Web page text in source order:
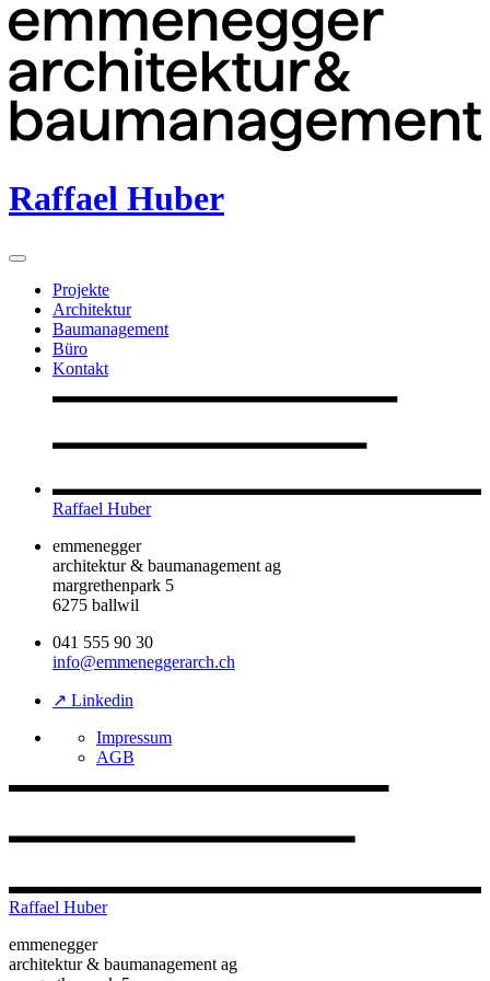
Raffael Huber
Projekte
Architektur
Baumanagement
Büro
Kontakt
Raffael Huber
emmenegger
architektur & baumanagement ag
margrethenpark 5
6275 ballwil
041 555 90 30
info@emmeneggerarch.ch
↗ Linkedin
Impressum
AGB
Raffael Huber
emmenegger
architektur & baumanagement ag